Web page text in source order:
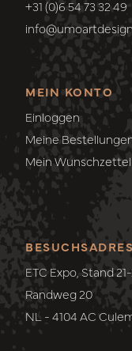
+31 (0)6 54 73 32 49
MEIN KONTO
Einloggen
Meine
Mein Wunschzettel
ETC Expo, Stand
Randweg 20
NL - 4104 AC